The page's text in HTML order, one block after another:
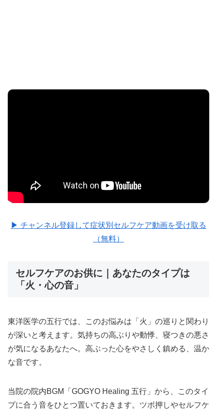
▶ チャンネル登録して症状別セルフケア動画を受け取る
（無料）
セルフケアのお供に｜あなたのタイプは
「火・心の音」
東洋医学の五行では、このお悩みは「火」の巡りと関わり
が深いと考えます。気持ちの高ぶりや動悸、寝つきの悪さ
が気になるあなたへ。高ぶった心をやさしく鎮める、温か
な音です。
当院の院内BGM「GOGYO Healing 五行」から、このタイ
プに合う音をひとつ置いておきます。ツボ押しやセルフケ